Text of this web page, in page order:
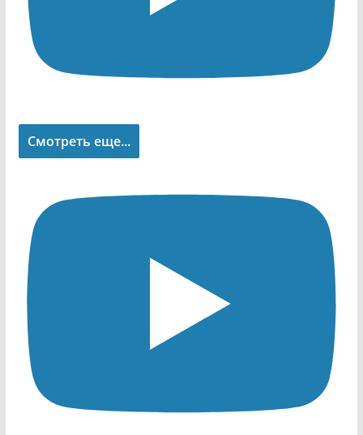
Смотреть еще...